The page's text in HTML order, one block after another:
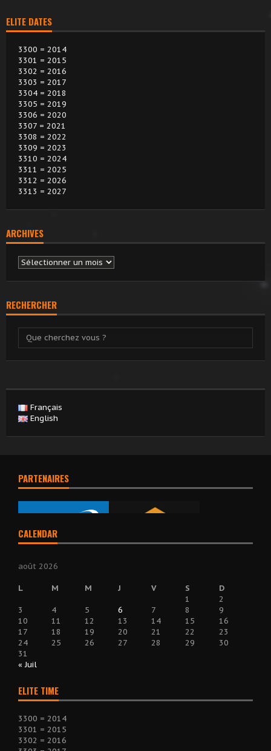
ELITE DATES
3300 = 2014
3301 = 2015
3302 = 2016
3303 = 2017
3304 = 2018
3305 = 2019
3306 = 2020
3307 = 2021
3308 = 2022
3309 = 2023
3310 = 2024
3311 = 2025
3312 = 2026
3313 = 2027
ARCHIVES
Archives
RECHERCHER
Français
English
PARTENAIRES
CALENDAR
août 2026
L M M J V S
D
1
2
3
4 5 6 7 8
9
10
11 12 13 14 15
16
17
18 19 20 21 22
23
24
25 26 27 28 29
30
31
« Juil
ELITE TIME
3300 = 2014
3301 = 2015
3302 = 2016